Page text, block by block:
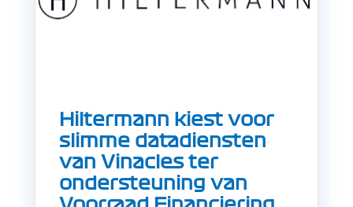
Hiltermann kiest voor
slimme datadiensten
van Vinacles ter
ondersteuning van